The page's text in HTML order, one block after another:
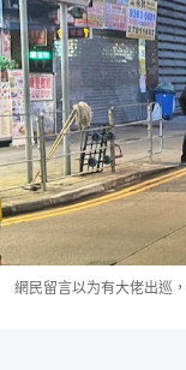
網民留言以为有大佬出巡